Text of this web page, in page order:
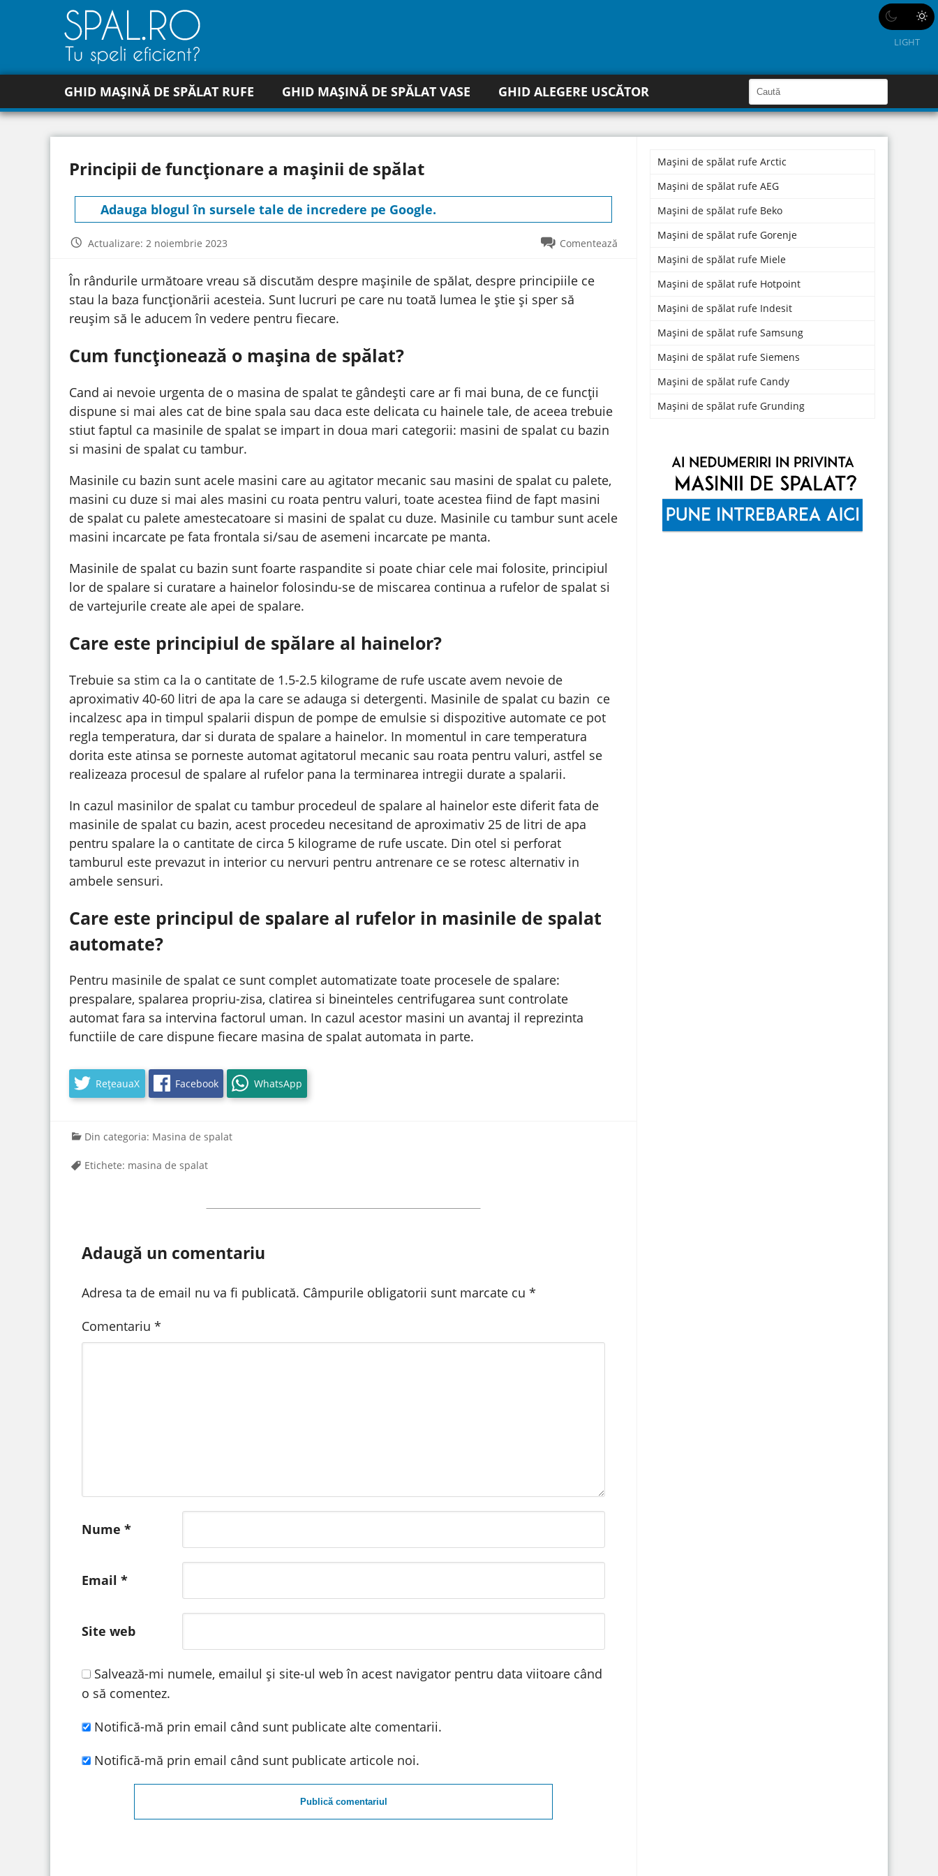
LIGHT
GHID MAȘINĂ DE SPĂLAT RUFE GHID MAȘINĂ DE SPĂLAT VASE GHID ALEGERE USCĂTOR
a
ă
î
n
i
t
e
C
a
n
S
t
Principii de funcționare a mașinii de spălat
Adauga blogul în sursele tale de incredere pe Google.
Actualizare: 2 noiembrie 2023 Comentează
În rândurile următoare vreau să discutăm despre mașinile de spălat, despre principiile ce
stau la baza funcționării acesteia. Sunt lucruri pe care nu toată lumea le știe și sper să
reușim să le aducem în vedere pentru fiecare.
Cum funcționează o mașina de spălat?
Cand ai nevoie urgenta de o masina de spalat te gândești care ar fi mai buna, de ce funcții
dispune si mai ales cat de bine spala sau daca este delicata cu hainele tale, de aceea trebuie
stiut faptul ca masinile de spalat se impart in doua mari categorii: masini de spalat cu bazin
si masini de spalat cu tambur.
Masinile cu bazin sunt acele masini care au agitator mecanic sau masini de spalat cu palete,
masini cu duze si mai ales masini cu roata pentru valuri, toate acestea fiind de fapt masini
de spalat cu palete amestecatoare si masini de spalat cu duze. Masinile cu tambur sunt acele
masini incarcate pe fata frontala si/sau de asemeni incarcate pe manta.
Masinile de spalat cu bazin sunt foarte raspandite si poate chiar cele mai folosite, principiul
lor de spalare si curatare a hainelor folosindu-se de miscarea continua a rufelor de spalat si
de vartejurile create ale apei de spalare.
Care este principiul de spălare al hainelor?
Trebuie sa stim ca la o cantitate de 1.5-2.5 kilograme de rufe uscate avem nevoie de
aproximativ 40-60 litri de apa la care se adauga si detergenti. Masinile de spalat cu bazin ce
incalzesc apa in timpul spalarii dispun de pompe de emulsie si dispozitive automate ce pot
regla temperatura, dar si durata de spalare a hainelor. In momentul in care temperatura
dorita este atinsa se porneste automat agitatorul mecanic sau roata pentru valuri, astfel se
realizeaza procesul de spalare al rufelor pana la terminarea intregii durate a spalarii.
In cazul masinilor de spalat cu tambur procedeul de spalare al hainelor este diferit fata de
masinile de spalat cu bazin, acest procedeu necesitand de aproximativ 25 de litri de apa
pentru spalare la o cantitate de circa 5 kilograme de rufe uscate. Din otel si perforat
tamburul este prevazut in interior cu nervuri pentru antrenare ce se rotesc alternativ in
ambele sensuri.
Care este principul de spalare al rufelor in masinile de spalat
automate?
Pentru masinile de spalat ce sunt complet automatizate toate procesele de spalare:
prespalare, spalarea propriu-zisa, clatirea si bineinteles centrifugarea sunt controlate
automat fara sa intervina factorul uman. In cazul acestor masini un avantaj il reprezinta
functiile de care dispune fiecare masina de spalat automata in parte.
RețeauaX Facebook WhatsApp
Din categoria: Masina de spalat
Etichete: masina de spalat
Adaugă un comentariu
Adresa ta de email nu va fi publicată. Câmpurile obligatorii sunt marcate cu *
Comentariu *
Nume *
Email *
Site web
Salvează-mi numele, emailul și site-ul web în acest navigator pentru data viitoare când
o să comentez.
Notifică-mă prin email când sunt publicate alte comentarii.
Notifică-mă prin email când sunt publicate articole noi.
Publică comentariul
Mașini de spălat rufe Arctic
Mașini de spălat rufe AEG
Mașini de spălat rufe Beko
Mașini de spălat rufe Gorenje
Mașini de spălat rufe Miele
Mașini de spălat rufe Hotpoint
Mașini de spălat rufe Indesit
Mașini de spălat rufe Samsung
Mașini de spălat rufe Siemens
Mașini de spălat rufe Candy
Mașini de spălat rufe Grunding